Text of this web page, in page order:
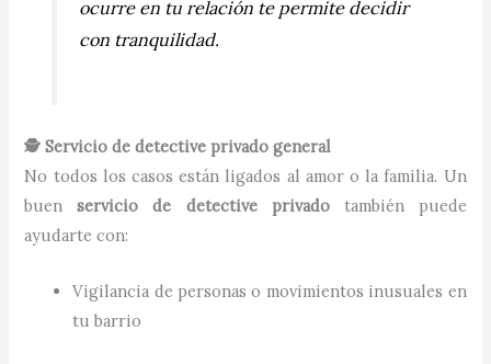
ocurre en tu relación te permite decidir
con tranquilidad.
🕵️ Servicio de detective privado general
No todos los casos están ligados al amor o la familia. Un
buenservicio de detective privadotambién puede
ayudarte con:
Vigilancia de personas o movimientos inusuales en
tu barrio